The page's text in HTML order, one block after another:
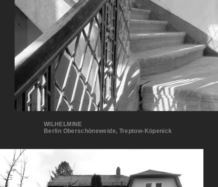
WILHELMINE
Berlin Oberschöneweide, Treptow-Köpenick